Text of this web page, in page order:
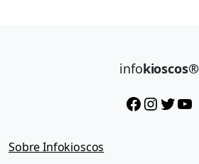
infokioscos®
Facebook InstagramTwitter YouTube
Sobre Infokioscos